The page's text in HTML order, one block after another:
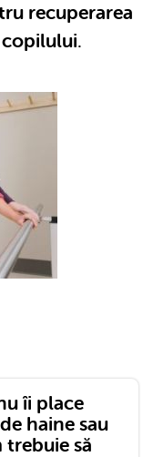
recuperarea
.
îi place
haine sau
trebuie să